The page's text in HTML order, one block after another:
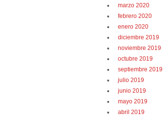
marzo 2020
febrero 2020
enero 2020
diciembre 2019
noviembre 2019
octubre 2019
septiembre 2019
julio 2019
junio 2019
mayo 2019
abril 2019